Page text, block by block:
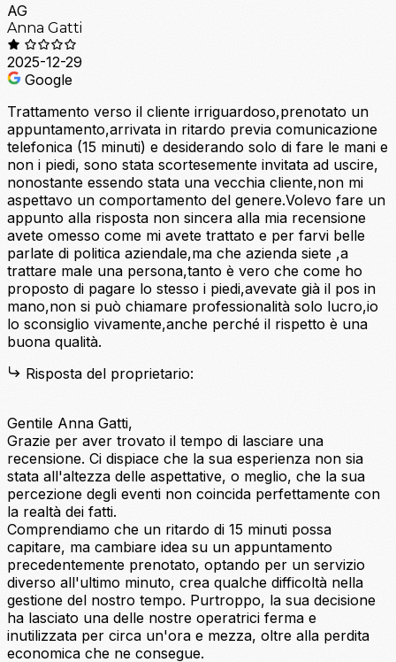
AG
Anna Gatti
2025-12-29
Google
Trattamento verso il cliente irriguardoso,prenotato un
appuntamento,arrivata in ritardo previa comunicazione
telefonica (15 minuti) e desiderando solo di fare le mani e
non i piedi, sono stata scortesemente invitata ad uscire,
nonostante essendo stata una vecchia cliente,non mi
aspettavo un comportamento del genere.Volevo fare un
appunto alla risposta non sincera alla mia recensione
avete omesso come mi avete trattato e per farvi belle
parlate di politica aziendale,ma che azienda siete ,a
trattare male una persona,tanto è vero che come ho
proposto di pagare lo stesso i piedi,avevate già il pos in
mano,non si può chiamare professionalità solo lucro,io
lo sconsiglio vivamente,anche perché il rispetto è una
buona qualità.
Risposta del proprietario:
Gentile Anna Gatti,
Grazie per aver trovato il tempo di lasciare una
recensione. Ci dispiace che la sua esperienza non sia
stata all'altezza delle aspettative, o meglio, che la sua
percezione degli eventi non coincida perfettamente con
la realtà dei fatti.
Comprendiamo che un ritardo di 15 minuti possa
capitare, ma cambiare idea su un appuntamento
precedentemente prenotato, optando per un servizio
diverso all'ultimo minuto, crea qualche difficoltà nella
gestione del nostro tempo. Purtroppo, la sua decisione
ha lasciato una delle nostre operatrici ferma e
inutilizzata per circa un'ora e mezza, oltre alla perdita
economica che ne consegue.